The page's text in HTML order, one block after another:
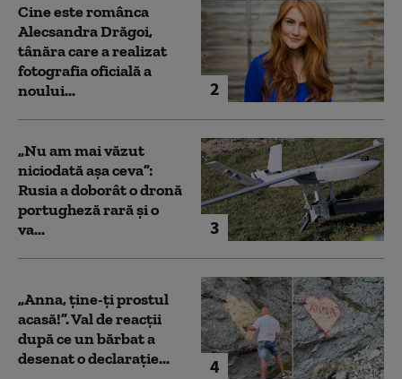
2
Cine este românca
Alecsandra Drăgoi,
tânăra care a realizat
fotografia oficială a
noului...
3
„Nu am mai văzut
niciodată așa ceva”:
Rusia a doborât o dronă
portugheză rară și o
va...
4
„Anna, ţine-ţi prostul
acasă!”. Val de reacții
după ce un bărbat a
desenat o declarație...